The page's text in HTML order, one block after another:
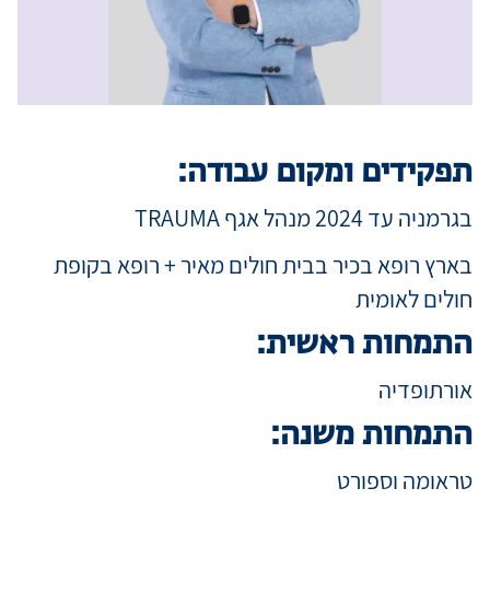
תפקידים ומקום עבודה:
בגרמניה עד 2024 מנהל אגף TRAUMA
בארץ רופא בכיר בבית חולים מאיר + רופא בקופת
חולים לאומית
התמחות ראשית:
אורתופדיה
התמחות משנה:
טראומה וספורט